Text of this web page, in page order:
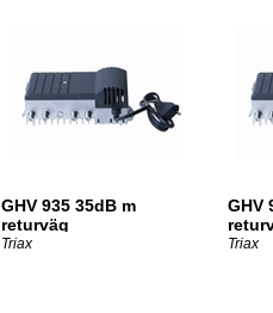
GHV 935 35dB m
returväg
Triax
GHV
42
Triax